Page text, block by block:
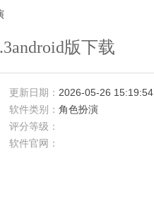
版下载
更新日期： 2026-05-26 15:19:54
软件类别： 角色扮演
评分等级：
软件官网：